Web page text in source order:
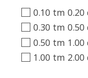
0.10 tm 0.20
0.30 tm 0.50
0.50 tm 1.00
1.00 tm 2.00